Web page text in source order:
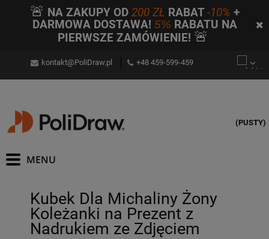
🚨 NA ZAKUPY OD200 ZŁ RABAT-10% +
DARMOWA DOSTAWA! 5% RABATU NA
PIERWSZE ZAMÓWIENIE! 🚨
kontakt@PoliDraw.pl +48 459-599-459
(PUSTY)
Kubek Dla Michaliny Żony
Koleżanki na Prezent z
Nadrukiem ze Zdjęciem